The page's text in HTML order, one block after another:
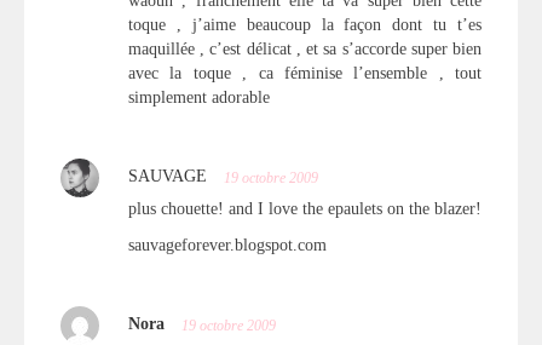
toque , j’aime beaucoup la façon dont tu t’es
maquillée , c’est délicat , et sa s’accorde super bien
avec la toque , ca féminise l’ensemble , tout
simplement adorable
SAUVAGE 19 octobre 2009
plus chouette! and I love the epaulets on the blazer!
sauvageforever.blogspot.com
Nora 19 octobre 2009